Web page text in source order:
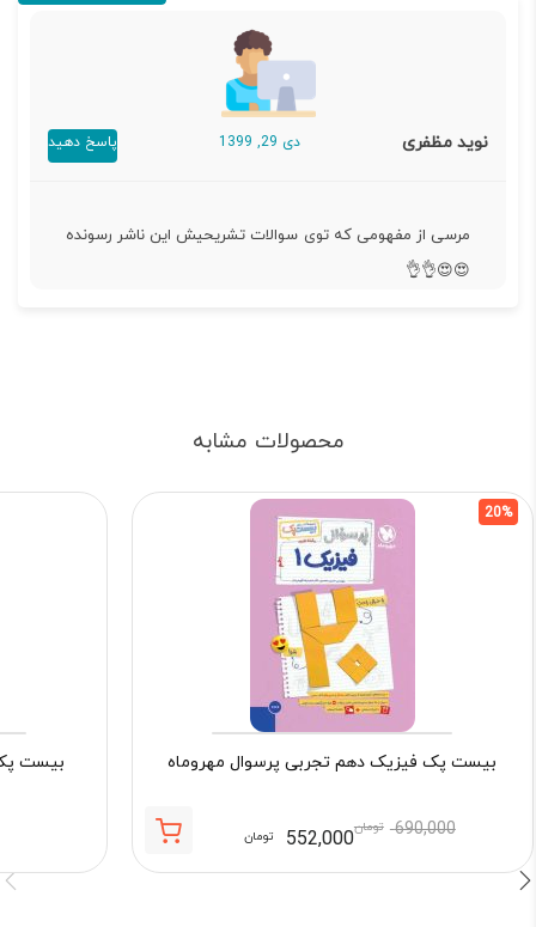
نوید مظفری دی 29, 1399 پاسخ دهید
مرسی از مفهومی که توی سوالات تشریحیش این ناشر رسونده
😍😍👌👌
محصولات مشابه
20%
بیست پک فیزیک دهم تجربی پرسوال مهروماه
690,000 تومان552,000 تومان
بیست